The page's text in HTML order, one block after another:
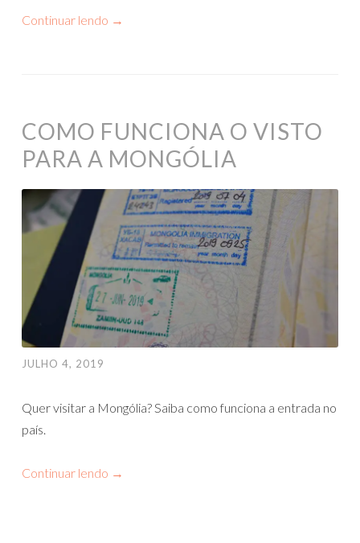
Continuar lendo →
COMO FUNCIONA O VISTO
PARA A MONGÓLIA
JULHO 4, 2019
Quer visitar a Mongólia? Saiba como funciona a entrada no
país.
Continuar lendo →